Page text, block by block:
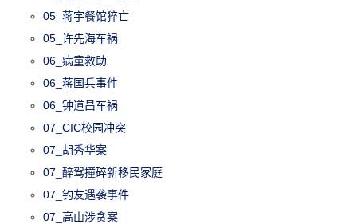
05_蒋宇餐馆猝亡
05_许先海车祸
06_病童救助
06_蒋国兵事件
06_钟道昌车祸
07_CIC校园冲突
07_胡秀华案
07_醉驾撞碎新移民家庭
07_钓友遇袭事件
07_高山涉贪案